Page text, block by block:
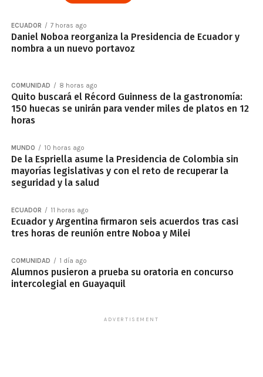
ECUADOR 7 horas ago
Daniel Noboa reorganiza la Presidencia de Ecuador y
nombra a un nuevo portavoz
COMUNIDAD 8 horas ago
Quito buscará el Récord Guinness de la gastronomía:
150 huecas se unirán para vender miles de platos en 12
horas
MUNDO 10 horas ago
De la Espriella asume la Presidencia de Colombia sin
mayorías legislativas y con el reto de recuperar la
seguridad y la salud
ECUADOR 11 horas ago
Ecuador y Argentina firmaron seis acuerdos tras casi
tres horas de reunión entre Noboa y Milei
COMUNIDAD 1 día ago
Alumnos pusieron a prueba su oratoria en concurso
intercolegial en Guayaquil
ADVERTISEMENT